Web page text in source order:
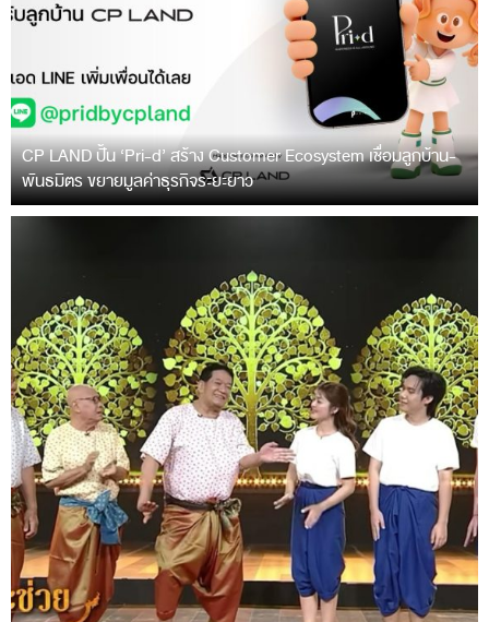
CP LAND ปั้น ‘Pri-d’ สร้าง Customer Ecosystem เชื่อมลูกบ้าน-
พันธมิตร ขยายมูลค่าธุรกิจระยะยาว